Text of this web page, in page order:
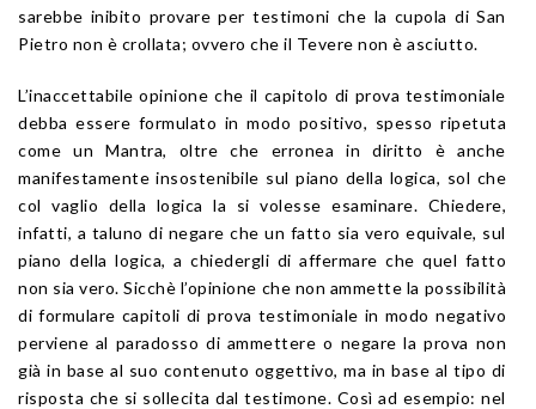
sarebbe inibito provare per testimoni che la cupola di San
Pietro non è crollata; ovvero che il Tevere non è asciutto.
L’inaccettabile opinione che il capitolo di prova testimoniale
debba essere formulato in modo positivo, spesso ripetuta
come un Mantra, oltre che erronea in diritto è anche
manifestamente insostenibile sul piano della logica, sol che
col vaglio della logica la si volesse esaminare. Chiedere,
infatti, a taluno di negare che un fatto sia vero equivale, sul
piano della logica, a chiedergli di affermare che quel fatto
non sia vero. Sicchè l’opinione che non ammette la possibilità
di formulare capitoli di prova testimoniale in modo negativo
perviene al paradosso di ammettere o negare la prova non
già in base al suo contenuto oggettivo, ma in base al tipo di
risposta che si sollecita dal testimone. Così ad esempio: nel